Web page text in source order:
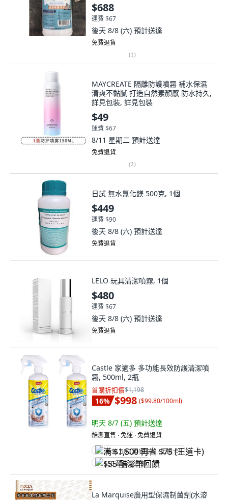
$688
運費 $67
後天 8/8 (六) 預計送達
免費退貨
(1)
MAYCREATE 隔離防護噴霧 補水保濕
清爽不黏膩 打造自然素顏感 防水持久,
詳見包裝, 詳見包裝
$49
運費 $67
8/11 星期二 預計送達
免費退貨
(2)
日試 無水氯化鎂 500克, 1個
$449
運費 $90
後天 8/8 (六) 預計送達
免費退貨
LELO 玩具清潔噴霧, 1個
$480
運費 $67
後天 8/8 (六) 預計送達
免費退貨
Castle 家適多 多功能長效防護清潔噴
霧, 500ml, 2瓶
首購折扣價$1,198
16% $998 ($99.80/100ml)
明天 8/7 (五) 預計送達
酷澎直售 ∙ 免運 ∙ 免費退貨
满 $1,500 再省 $75 (王道卡)
$55 酷澎幣回饋
La Marquise廣用型保濕制菌劑(水溶